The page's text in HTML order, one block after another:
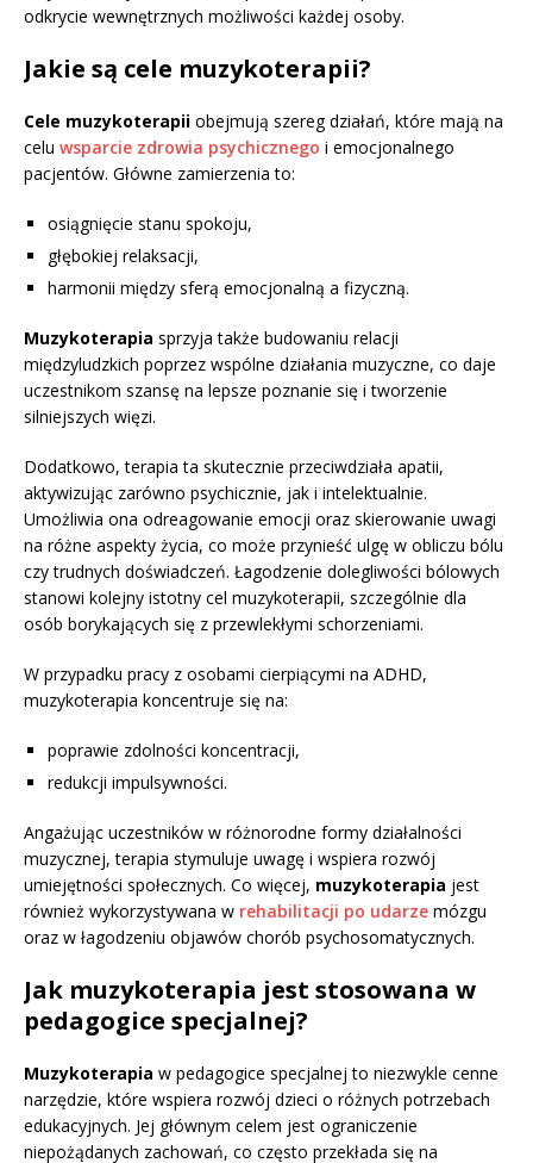
odkrycie wewnętrznych możliwości każdej osoby.
Jakie są cele muzykoterapii?
Cele muzykoterapii obejmują szereg działań, które mają na
celu wsparcie zdrowia psychicznego i emocjonalnego
pacjentów. Główne zamierzenia to:
osiągnięcie stanu spokoju,
głębokiej relaksacji,
harmonii między sferą emocjonalną a fizyczną.
Muzykoterapia sprzyja także budowaniu relacji
międzyludzkich poprzez wspólne działania muzyczne, co daje
uczestnikom szansę na lepsze poznanie się i tworzenie
silniejszych więzi.
Dodatkowo, terapia ta skutecznie przeciwdziała apatii,
aktywizując zarówno psychicznie, jak i intelektualnie.
Umożliwia ona odreagowanie emocji oraz skierowanie uwagi
na różne aspekty życia, co może przynieść ulgę w obliczu bólu
czy trudnych doświadczeń. Łagodzenie dolegliwości bólowych
stanowi kolejny istotny cel muzykoterapii, szczególnie dla
osób borykających się z przewlekłymi schorzeniami.
W przypadku pracy z osobami cierpiącymi na ADHD,
muzykoterapia koncentruje się na:
poprawie zdolności koncentracji,
redukcji impulsywności.
Angażując uczestników w różnorodne formy działalności
muzycznej, terapia stymuluje uwagę i wspiera rozwój
umiejętności społecznych. Co więcej, muzykoterapia jest
również wykorzystywana w rehabilitacji po udarze mózgu
oraz w łagodzeniu objawów chorób psychosomatycznych.
Jak muzykoterapia jest stosowana w
pedagogice specjalnej?
Muzykoterapia w pedagogice specjalnej to niezwykle cenne
narzędzie, które wspiera rozwój dzieci o różnych potrzebach
edukacyjnych. Jej głównym celem jest ograniczenie
niepożądanych zachowań, co często przekłada się na